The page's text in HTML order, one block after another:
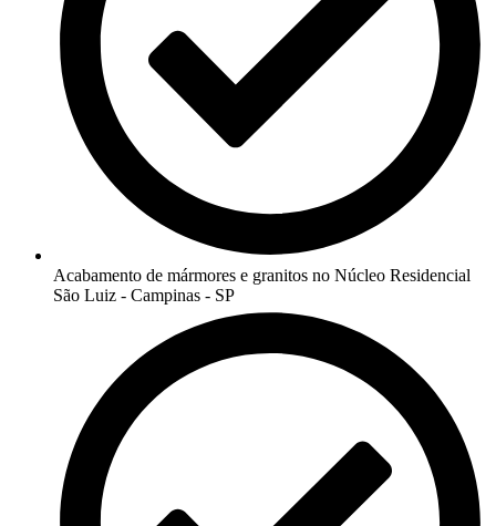
Acabamento de mármores e granitos no Núcleo Residencial
São Luiz - Campinas - SP